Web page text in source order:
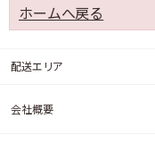
ホームへ戻る
配送エリア
会社概要